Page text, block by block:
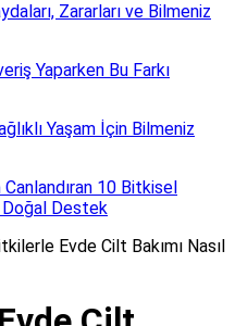
Zararları ve Bilmeniz
Yaparken Bu Farkı
Yaşam İçin Bilmeniz
Canlandıran 10 Bitkisel
Doğal Destek
Evde Cilt Bakımı Nasıl